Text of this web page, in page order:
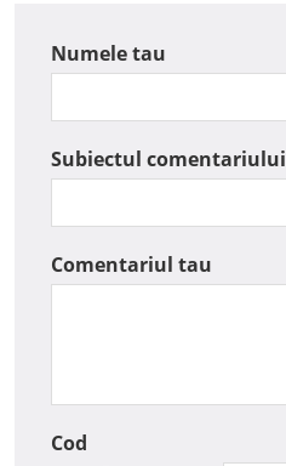
Numele tau
Subiectul comentariului
Comentariul tau
Cod